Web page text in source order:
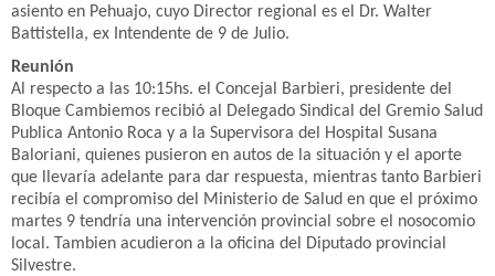
asiento en Pehuajo, cuyo Director regional es el Dr. Walter
Battistella, ex Intendente de 9 de Julio.
Reunión
Al respecto a las 10:15hs. el Concejal Barbieri, presidente del
Bloque Cambiemos recibió al Delegado Sindical del Gremio Salud
Publica Antonio Roca y a la Supervisora del Hospital Susana
Baloriani, quienes pusieron en autos de la situación y el aporte
que llevaría adelante para dar respuesta, mientras tanto Barbieri
recibía el compromiso del Ministerio de Salud en que el próximo
martes 9 tendría una intervención provincial sobre el nosocomio
local. Tambien acudieron a la oficina del Diputado provincial
Silvestre.